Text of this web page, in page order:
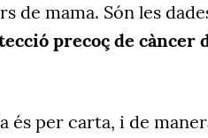
de mama. Són les
precoç de càncer
és per carta, i de